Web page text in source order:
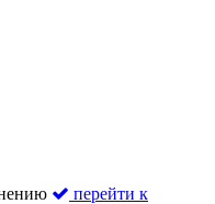
перейти к